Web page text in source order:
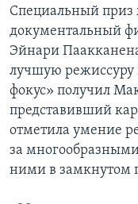
Специальный
документальный
Эйнари
лучшую режиссуру
фокус» получил
представивший
отметила умение
за
ними в замкнутом